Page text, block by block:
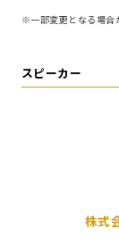
※一部変更となる場合
スピーカー
株式